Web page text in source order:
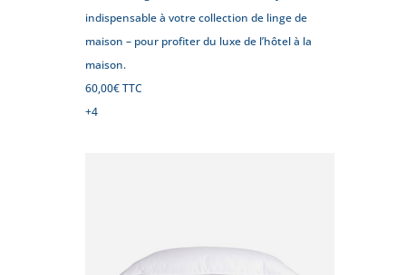
indispensable à votre collection de linge de
maison – pour profiter du luxe de l’hôtel à la
maison.
60,00€TTC
+4